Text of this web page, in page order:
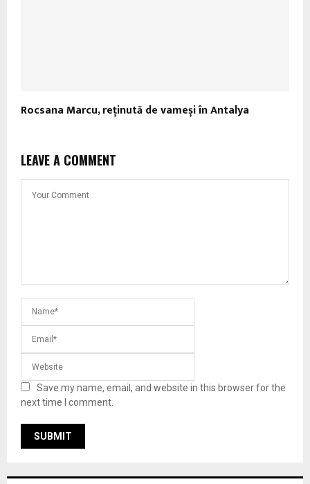
Rocsana Marcu, reținută de vameși în Antalya
LEAVE A COMMENT
Save my name, email, and website in this browser for the
next time I comment.